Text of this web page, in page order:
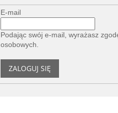
E-mail
Podając swój e-mail, wyrażasz
osobowych.
ZALOGUJ SIĘ